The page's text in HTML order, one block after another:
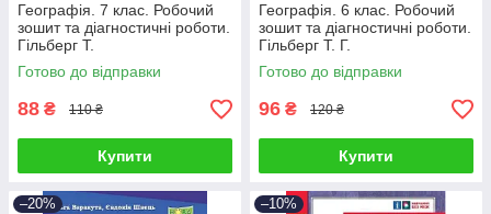
Географія. 7 клас. Робочий
зошит та діагностичні роботи.
Гільберг Т.
Готово до відправки
88 ₴ 110 ₴
Купити
Географія. 6 клас. Робочий
зошит та діагностичні роботи.
Гільберг Т. Г.
Готово до відправки
96 ₴ 120 ₴
Купити
–20% –10%